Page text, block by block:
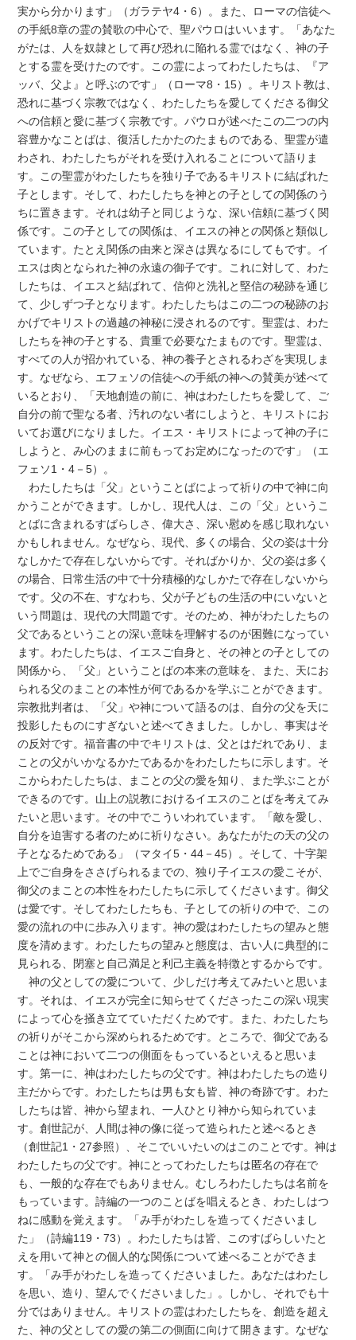
実から分かります」（ガラテヤ4・6）。また、ローマの信徒へ
の手紙8章の霊の賛歌の中心で、聖パウロはいいます。「あなた
がたは、人を奴隷として再び恐れに陥れる霊ではなく、神の子
とする霊を受けたのです。この霊によってわたしたちは、『ア
ッバ、父よ』と呼ぶのです」（ローマ8・15）。キリスト教は、
恐れに基づく宗教ではなく、わたしたちを愛してくださる御父
への信頼と愛に基づく宗教です。パウロが述べたこの二つの内
容豊かなことばは、復活したかたのたまものである、聖霊が遣
わされ、わたしたちがそれを受け入れることについて語りま
す。この聖霊がわたしたちを独り子であるキリストに結ばれた
子とします。そして、わたしたちを神との子としての関係のう
ちに置きます。それは幼子と同じような、深い信頼に基づく関
係です。この子としての関係は、イエスの神との関係と類似し
ています。たとえ関係の由来と深さは異なるにしてもです。イ
エスは肉となられた神の永遠の御子です。これに対して、わた
したちは、イエスと結ばれて、信仰と洗礼と堅信の秘跡を通じ
て、少しずつ子となります。わたしたちはこの二つの秘跡のお
かげでキリストの過越の神秘に浸されるのです。聖霊は、わた
したちを神の子とする、貴重で必要なたまものです。聖霊は、
すべての人が招かれている、神の養子とされるわざを実現しま
す。なぜなら、エフェソの信徒への手紙の神への賛美が述べて
いるとおり、「天地創造の前に、神はわたしたちを愛して、ご
自分の前で聖なる者、汚れのない者にしようと、キリストにお
いてお選びになりました。イエス・キリストによって神の子に
しようと、み心のままに前もってお定めになったのです」（エ
フェソ1・4－5）。
わたしたちは「父」ということばによって祈りの中で神に向
かうことができます。しかし、現代人は、この「父」というこ
とばに含まれるすばらしさ、偉大さ、深い慰めを感じ取れない
かもしれません。なぜなら、現代、多くの場合、父の姿は十分
なしかたで存在しないからです。そればかりか、父の姿は多く
の場合、日常生活の中で十分積極的なしかたで存在しないから
です。父の不在、すなわち、父が子どもの生活の中にいないと
いう問題は、現代の大問題です。そのため、神がわたしたちの
父であるということの深い意味を理解するのが困難になってい
ます。わたしたちは、イエスご自身と、その神との子としての
関係から、「父」ということばの本来の意味を、また、天にお
られる父のまことの本性が何であるかを学ぶことができます。
宗教批判者は、「父」や神について語るのは、自分の父を天に
投影したものにすぎないと述べてきました。しかし、事実はそ
の反対です。福音書の中でキリストは、父とはだれであり、ま
ことの父がいかなるかたであるかをわたしたちに示します。そ
こからわたしたちは、まことの父の愛を知り、また学ぶことが
できるのです。山上の説教におけるイエスのことばを考えてみ
たいと思います。その中でこういわれています。「敵を愛し、
自分を迫害する者のために祈りなさい。あなたがたの天の父の
子となるためである」（マタイ5・44－45）。そして、十字架
上でご自身をささげられるまでの、独り子イエスの愛こそが、
御父のまことの本性をわたしたちに示してくださいます。御父
は愛です。そしてわたしたちも、子としての祈りの中で、この
愛の流れの中に歩み入ります。神の愛はわたしたちの望みと態
度を清めます。わたしたちの望みと態度は、古い人に典型的に
見られる、閉塞と自己満足と利己主義を特徴とするからです。
神の父としての愛について、少しだけ考えてみたいと思いま
す。それは、イエスが完全に知らせてくださったこの深い現実
によって心を掻き立てていただくためです。また、わたしたち
の祈りがそこから深められるためです。ところで、御父である
ことは神において二つの側面をもっているといえると思いま
す。第一に、神はわたしたちの父です。神はわたしたちの造り
主だからです。わたしたちは男も女も皆、神の奇跡です。わた
したちは皆、神から望まれ、一人ひとり神から知られていま
す。創世記が、人間は神の像に従って造られたと述べるとき
（創世記1・27参照）、そこでいいたいのはこのことです。神は
わたしたちの父です。神にとってわたしたちは匿名の存在で
も、一般的な存在でもありません。むしろわたしたちは名前を
もっています。詩編の一つのことばを唱えるとき、わたしはつ
ねに感動を覚えます。「み手がわたしを造ってくださいまし
た」（詩編119・73）。わたしたちは皆、このすばらしいたと
えを用いて神との個人的な関係について述べることができま
す。「み手がわたしを造ってくださいました。あなたはわたし
を思い、造り、望んでくださいました」。しかし、それでも十
分ではありません。キリストの霊はわたしたちを、創造を超え
た、神の父としての愛の第二の側面に向けて開きます。なぜな